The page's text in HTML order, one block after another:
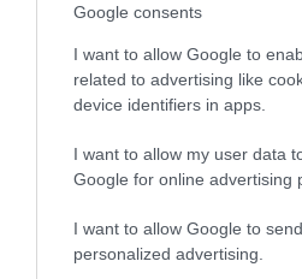
Google consents
I want to allow Google to
related to advertising like
device identifiers in apps.
I want to allow my user data
Google for online advertising
I want to allow Google to
personalized advertising.